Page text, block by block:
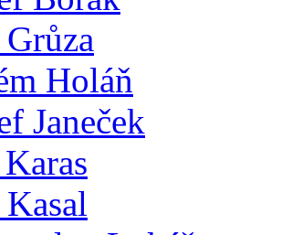
Grůza
Holáň
Janeček
Kasal